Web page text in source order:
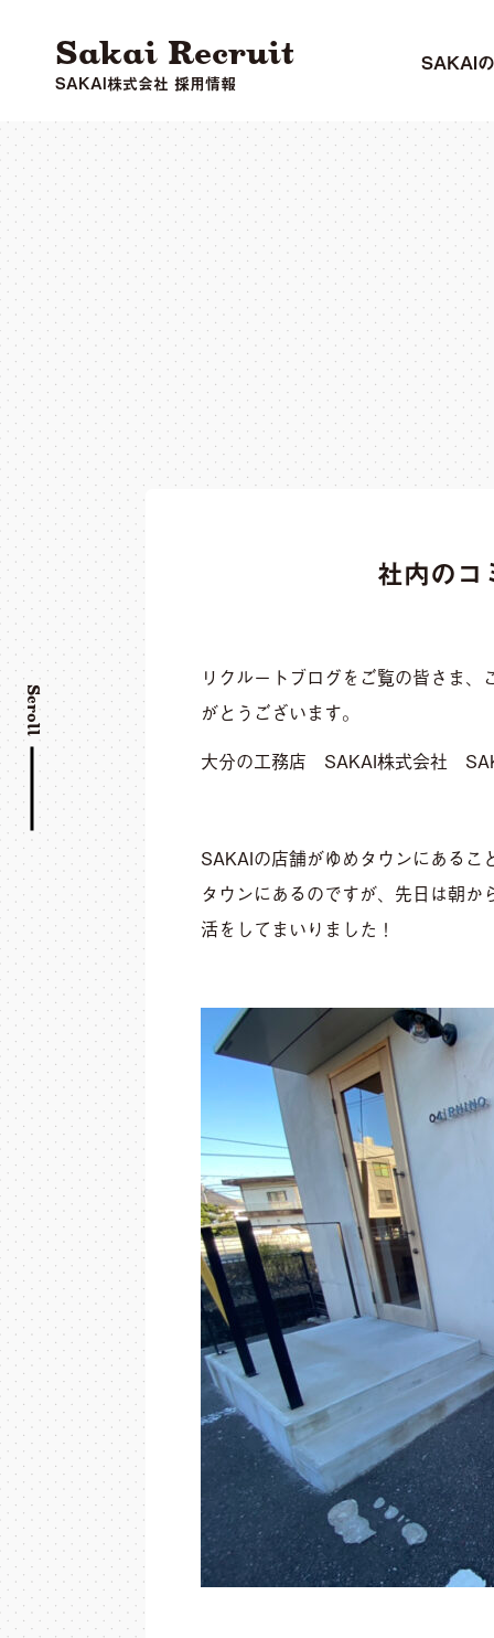
Sakai Recruit
SAKAI株式会社 採用情報
SAKAI
社内のコ
リクルートブログをご覧の皆さま
がとうございます。
大分の工務店 SAKAI株式会社
SAKAIの店舗がゆめタウンにあるこ
タウンにあるのですが、先日は朝
活をしてまいりました！
Scroll